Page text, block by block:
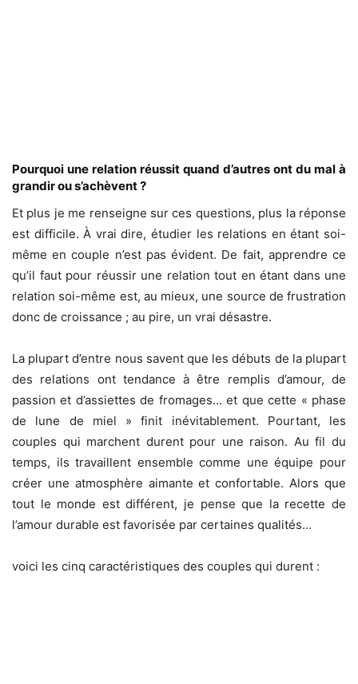
Pourquoi une relation réussit quand d’autres ont du mal à
grandir ou s’achèvent ?
Et plus je me renseigne sur ces questions, plus la réponse
est difficile. À vrai dire, étudier les relations en étant soi-
même en couple n’est pas évident. De fait, apprendre ce
qu’il faut pour réussir une relation tout en étant dans une
relation soi-même est, au mieux, une source de frustration
donc de croissance ; au pire, un vrai désastre.
La plupart d’entre nous savent que les débuts de la plupart
des relations ont tendance à être remplis d’amour, de
passion et d’assiettes de fromages… et que cette « phase
de lune de miel » finit inévitablement. Pourtant, les
couples qui marchent durent pour une raison. Au fil du
temps, ils travaillent ensemble comme une équipe pour
créer une atmosphère aimante et confortable. Alors que
tout le monde est différent, je pense que la recette de
l’amour durable est favorisée par certaines qualités…
voici les cinq caractéristiques des couples qui durent :